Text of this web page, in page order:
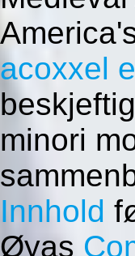
acoxxel
minori
Innhold
Øyas